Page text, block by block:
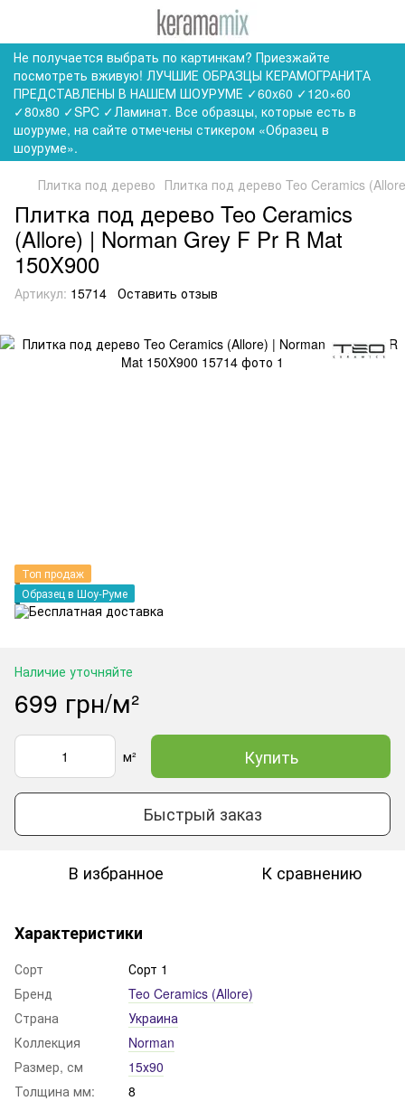
Не получается выбрать по картинкам? Приезжайте
посмотреть вживую! ЛУЧШИЕ ОБРАЗЦЫ КЕРАМОГРАНИТА
ПРЕДСТАВЛЕНЫ В НАШЕМ ШОУРУМЕ ✓60x60 ✓120×60
✓80x80 ✓SPC ✓Ламинат. Все образцы, которые есть в
шоуруме, на сайте отмечены стикером «Образец в
шоуруме».
Плитка под дерево Плитка под дерево Teo Ceramics
Плитка под дерево Teo Ceramics
(Allore) | Norman Grey F Pr R Mat
150X900
Артикул: 15714 Оставить отзыв
Топ продаж
Образец в Шоу-Руме
Наличие уточняйте
699 грн/м²
м² Купить
Быстрый заказ
В избранное К сравнению
Характеристики
Сорт
Сорт 1
Бренд
Teo Ceramics (Allore)
Страна
Украина
Коллекция
Norman
Размер, см
15х90
Толщина мм:
8